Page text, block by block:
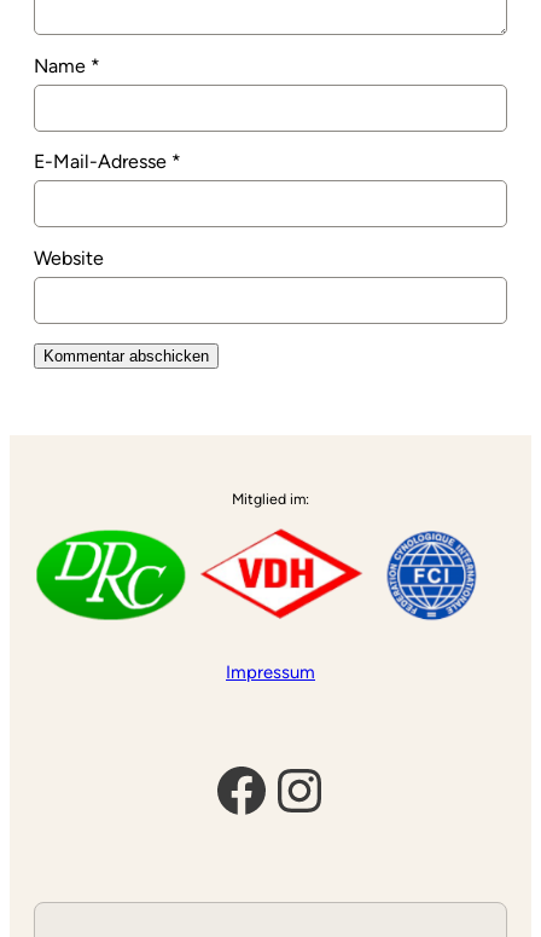
Name *
E-Mail-Adresse *
Website
Mitglied im:
Impressum
Facebook Instagram